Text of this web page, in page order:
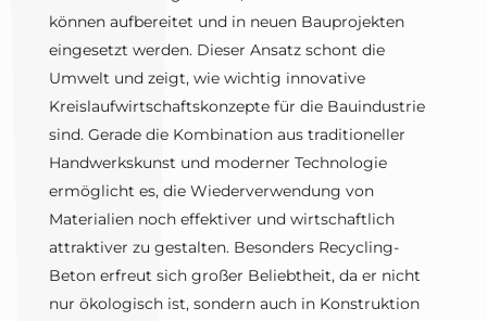
können aufbereitet und in neuen Bauprojekten
eingesetzt werden. Dieser Ansatz schont die
Umwelt und zeigt, wie wichtig innovative
Kreislaufwirtschaftskonzepte für die Bauindustrie
sind. Gerade die Kombination aus traditioneller
Handwerkskunst und moderner Technologie
ermöglicht es, die Wiederverwendung von
Materialien noch effektiver und wirtschaftlich
attraktiver zu gestalten. Besonders Recycling-
Beton erfreut sich großer Beliebtheit, da er nicht
nur ökologisch ist, sondern auch in Konstruktion